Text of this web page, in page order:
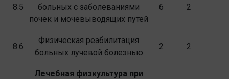
8.5
больных с забо­леваниями
почек и мочевыводящих путей
6 2
8.6
Физическая реабилитация
больных лучевой болезнью
2 2
Лечебная физкультура при